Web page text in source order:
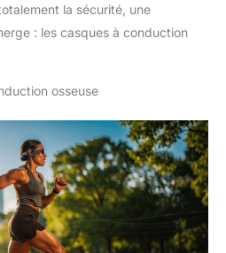
la sécurité, une
: les casques à conduction
osseuse